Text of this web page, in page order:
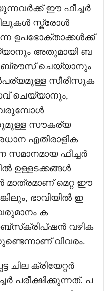
ഈ ഫീച്ചർ
സ്ക്രോൾ
ഉപഭോക്താക്കൾക്ക്
അതുമായി ബ
ബ്രൗസ് ചെയ്യാനും
സീരീസുക
ചെയ്യാനും,
സൗകര്യ
എതിരാളിക
സമാനമായ ഫീച്ചർ
ഉള്ളടക്കങ്ങൾ
മാത്രമാണ് മെറ്റ ഈ
ഭാവിയിൽ ഇ
ക
വഴിക
വിവരം.
ചില ക്രിയേറ്റർ
പരീക്ഷിക്കുന്നത്. പ